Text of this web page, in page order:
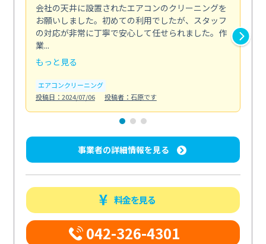
会社の天井に設置されたエアコンのクリーニングを
お願いしました。初めての利用でしたが、スタッフ
の対応が非常に丁寧で安心して任せられました。作
業...
もっと見る
エアコンクリーニング
投稿日：2024/07/06
投稿者：石原です
事業者の詳細情報を見る
料金を見る
042-326-4301